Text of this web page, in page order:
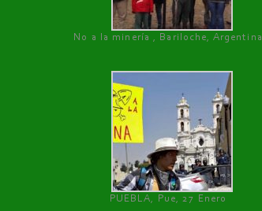
No a la minería , Bariloche, Argentina
PUEBLA, Pue, 27 Enero